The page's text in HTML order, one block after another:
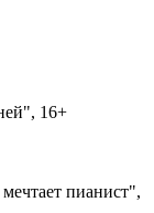
16+
пианист",